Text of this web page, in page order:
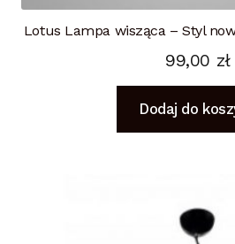
Lotus Lampa wisząca – Styl
99,00 zł
Dodaj do